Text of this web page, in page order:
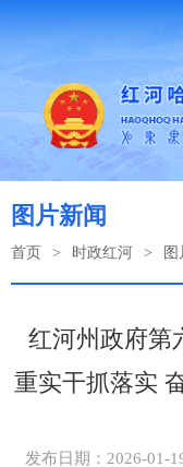
图片新闻
首页 > 时政红河 > 图
红河州政府第
重实干抓落实
发布日期：2026-01-